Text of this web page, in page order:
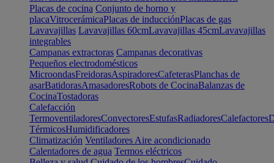
Placas de cocina Conjunto de horno y
placaVitrocerámicaPlacas de inducciónPlacas de gas
Lavavajillas Lavavajillas 60cmLavavajillas 45cmLavavajillas
integrables
Campanas extractoras Campanas decorativas
Pequeños electrodomésticos
MicroondasFreidorasAspiradoresCafeterasPlanchas de
asarBatidorasAmasadoresRobots de CocinaBalanzas de
CocinaTostadoras
Calefacción
TermoventiladoresConvectoresEstufasRadiadoresCalefactores
TérmicosHumidificadores
Climatización Ventiladores Aire acondicionado
Calentadores de agua Termos eléctricos